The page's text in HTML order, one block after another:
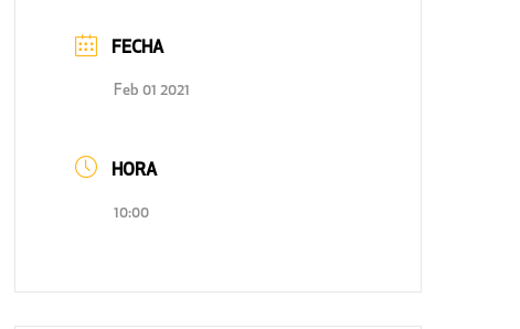
FECHA
Feb 01 2021
HORA
10:00